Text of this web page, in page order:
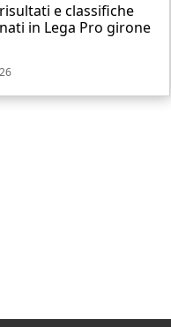
e classifiche
in Lega Pro girone